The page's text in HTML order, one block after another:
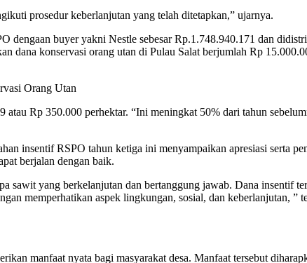
prosedur keberlanjutan yang telah ditetapkan,” ujarnya.
buyer yakni Nestle sebesar Rp.1.748.940.171 dan
dana konservasi orang utan di Pulau Salat berjumlah Rp
Orang Utan
Rp 350.000 perhektar. “Ini meningkat 50% dari tahun
insentif RSPO tahun ketiga ini menyampaikan apresiasi serta
berjalan dengan baik.
sawit yang berkelanjutan dan bertanggung jawab. Dana insentif
memperhatikan aspek lingkungan, sosial, dan keberlanjutan, ”
manfaat nyata bagi masyarakat desa. Manfaat tersebut